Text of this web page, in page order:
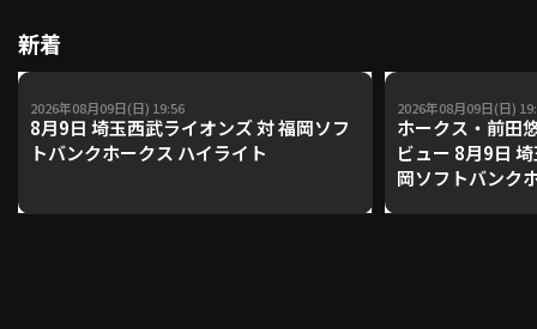
新着
2026年08月09日(日) 19:56
8月9日 埼玉西武ライオンズ 対 福岡ソフ
トバンクホークス ハイライト
2026年08月09日(日)
ホークス・前田
ビュー 8月9日
岡ソフトバンク